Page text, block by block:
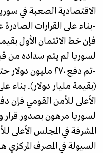
الاقتصادية الصعبة في
-بناء على القرارات
فإن خط الائتمان الأول
لسوريا لم يتم سداده من
-تم دفع ٢٧٠ مليون
(بقيمة مليار دولار). بناء
الأعلى للأمن القومي فإن
لسوريا مرهون بصدور
المشرفة في المجلس الأعلى
السيولة في المصرف